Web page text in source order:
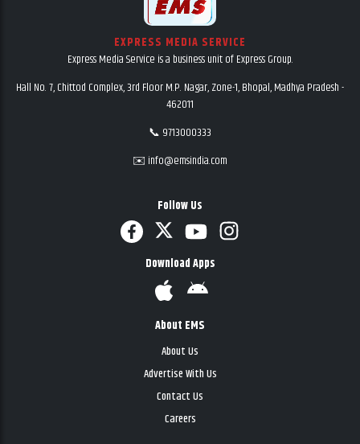
EXPRESS MEDIA SERVICE
Express Media Service is a business unit of Express Group.
Hall No. 7, Chittod Complex, 3rd Floor M.P. Nagar, Zone-1, Bhopal, Madhya Pradesh -
462011
📞 9713000333
✉️ info@emsindia.com
Follow Us
Download Apps
About EMS
About Us
Advertise With Us
Contact Us
Careers